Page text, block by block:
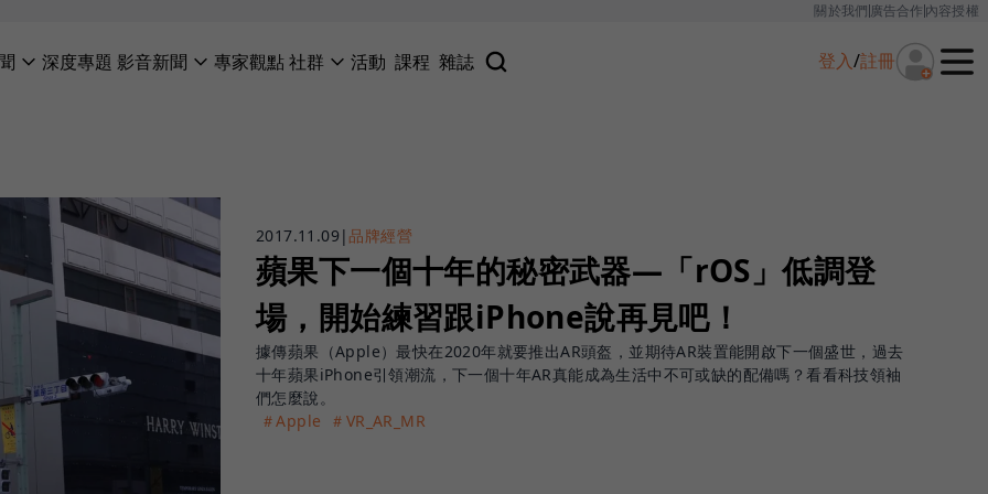
關於我們廣告合作內容授權
深度專題 影音新聞 專家觀點社群 活動 課程 雜誌 登入/註冊
2017.11.09 | 品牌經營
蘋果下一個十年的秘密武器—「rOS」低調登
場，開始練習跟iPhone說再見吧！
據傳蘋果（Apple）最快在2020年就要推出AR頭盔，並期待AR裝置能開啟下一個盛世，過去
十年蘋果iPhone引領潮流，下一個十年AR真能成為生活中不可或缺的配備嗎？看看科技領袖
們怎麼說。
＃Apple
＃VR_AR_MR